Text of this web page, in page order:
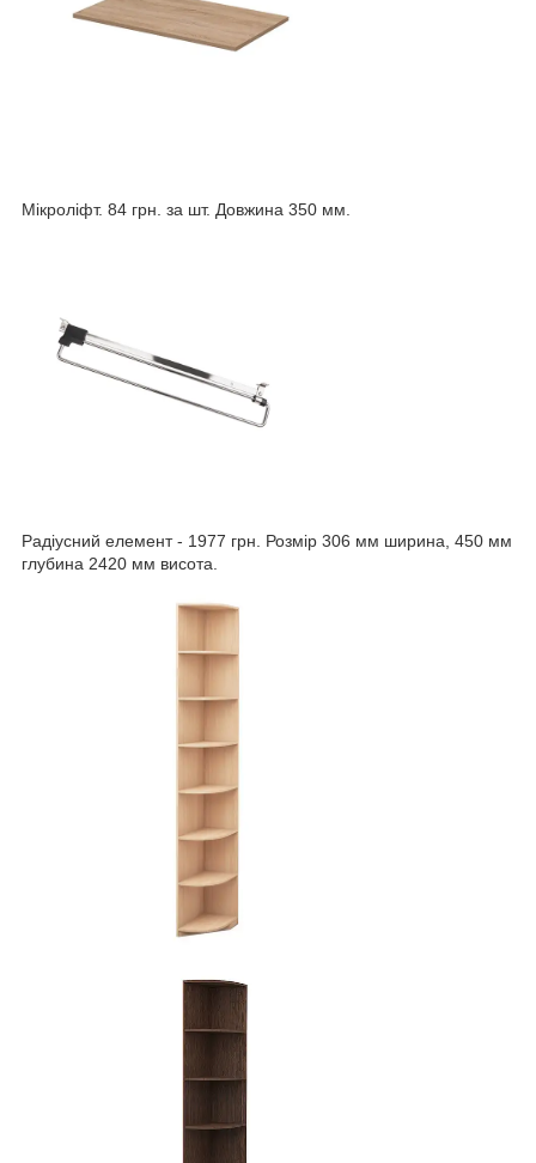
Мікроліфт. 84 грн. за шт. Довжина 350 мм.
Радіусний елемент - 1977 грн. Розмір 306 мм ширина, 450 мм
глубина 2420 мм висота.